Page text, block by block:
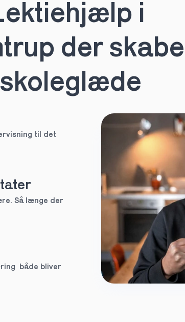
i
der
skoleglæde
til det
Så længe der
både bliver